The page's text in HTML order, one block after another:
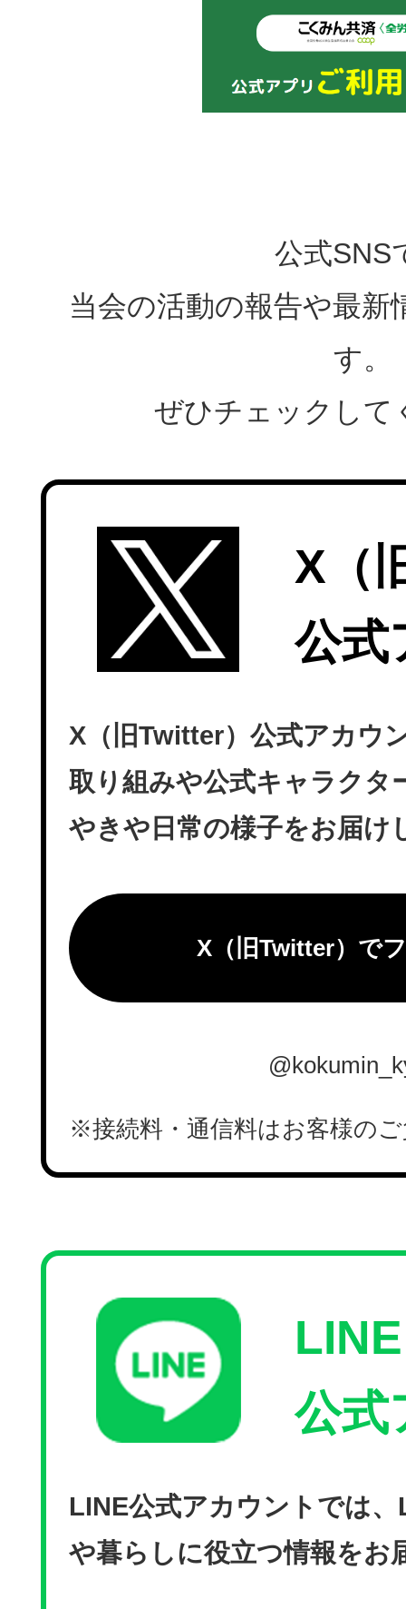
公式SNS
当会の活動の報告や最新
す。
ぜひチェックして
X（
公式
X（旧Twitter）公式アカウ
取り組みや公式キャラクタ
やきや日常の様子をお届け
X（旧Twitter）で
※接続料・通信料はお客様の
LINE
公式
LINE公式アカウントでは
や暮らしに役立つ情報をお